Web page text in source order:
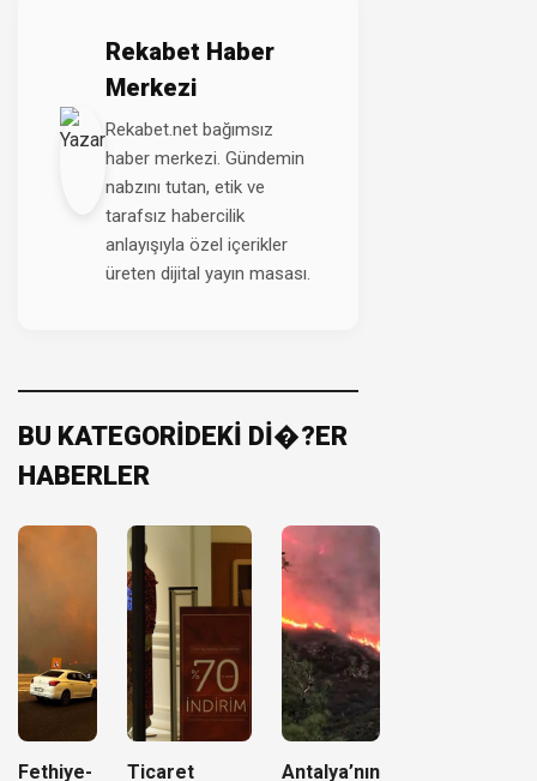
Rekabet Haber
Merkezi
Rekabet.net bağımsız
haber merkezi. Gündemin
nabzını tutan, etik ve
tarafsız habercilik
anlayışıyla özel içerikler
üreten dijital yayın masası.
BU KATEGORİDEKİ Dİ�?ER
HABERLER
Fethiye-
Ticaret
Antalya’nın